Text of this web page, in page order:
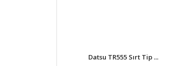
Datsu TR555 Sırt Tip ...